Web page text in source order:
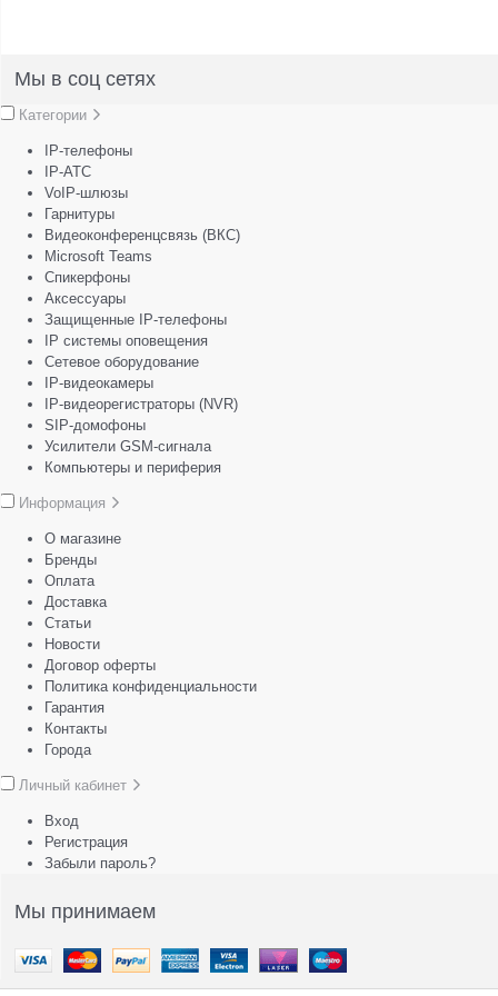
Мы в соц сетях
Категории
IP-телефоны
IP-АТС
VoIP-шлюзы
Гарнитуры
Видеоконференцсвязь (ВКС)
Microsoft Teams
Спикерфоны
Аксессуары
Защищенные IP-телефоны
IP системы оповещения
Сетевое оборудование
IP-видеокамеры
IP-видеорегистраторы (NVR)
SIP-домофоны
Усилители GSM-сигнала
Компьютеры и периферия
Информация
О магазине
Бренды
Оплата
Доставка
Статьи
Новости
Договор оферты
Политика конфиденциальности
Гарантия
Контакты
Города
Личный кабинет
Вход
Регистрация
Забыли пароль?
Мы принимаем